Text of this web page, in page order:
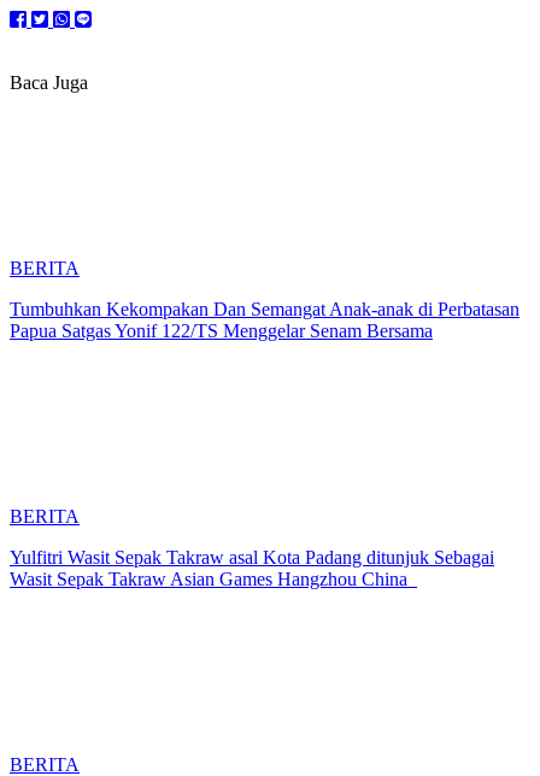
Baca Juga
BERITA
Tumbuhkan Kekompakan Dan Semangat Anak-anak di Perbatasan
Papua Satgas Yonif 122/TS Menggelar Senam Bersama
BERITA
Yulfitri Wasit Sepak Takraw asal Kota Padang ditunjuk Sebagai
Wasit Sepak Takraw Asian Games Hangzhou China
BERITA